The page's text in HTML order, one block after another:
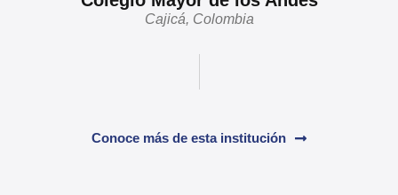
Cajicá, Colombia
Conoce más de esta institución